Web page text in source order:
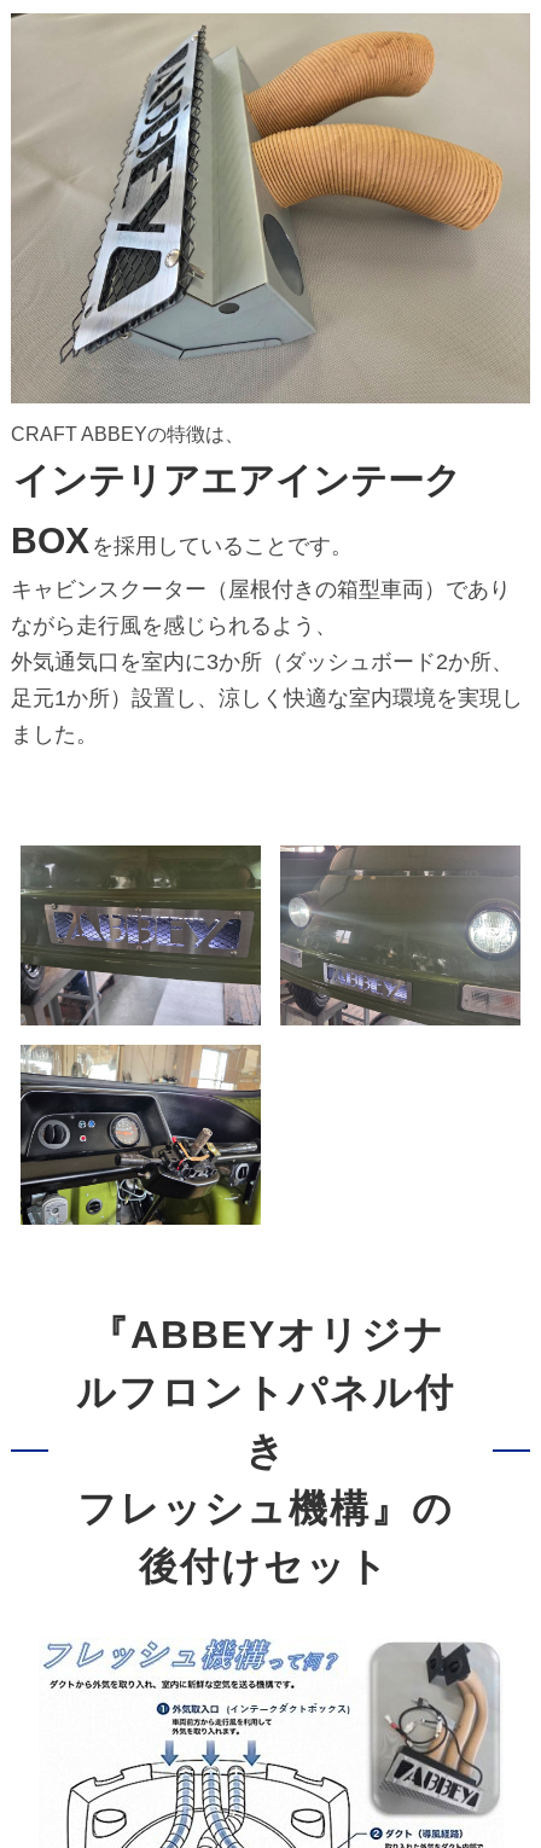
CRAFT ABBEYの特徴は、
インテリアエアインテーク
BOX を採用していることです。
キャビンスクーター（屋根付きの箱型車両）であり
ながら走行風を感じられるよう、
外気通気口を室内に3か所（ダッシュボード2か所、
足元1か所）設置し、涼しく快適な室内環境を実現し
ました。
『ABBEYオリジナ
ルフロントパネル付
き
フレッシュ機構』の
後付けセット